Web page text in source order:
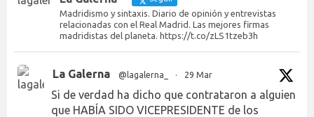
Madridismo y sintaxis. Diario de opinión y entrevistas
relacionadas con el Real Madrid. Las mejores firmas
madridistas del planeta. https://t.co/zLS1tzeb3h
La Galerna @lagalerna_ · 29 Mar
Si de verdad ha dicho que contrataron a alguien
que HABÍA SIDO VICEPRESIDENTE de los